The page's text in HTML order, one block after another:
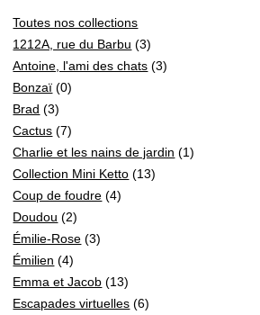
Toutes nos collections
1212A, rue du Barbu (3)
Antoine, l'ami des chats (3)
Bonzaï (0)
Brad (3)
Cactus (7)
Charlie et les nains de jardin (1)
Collection Mini Ketto (13)
Coup de foudre (4)
Doudou (2)
Émilie-Rose (3)
Émilien (4)
Emma et Jacob (13)
Escapades virtuelles (6)